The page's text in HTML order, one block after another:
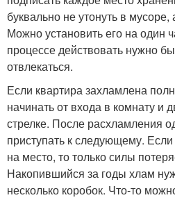
буквально не утонуть в
Можно установить его на один
процессе действовать нужно
отвлекаться.
Если квартира захламлена
начинать от входа в комнату и
стрелке. После расхламления
приступать к следующему.
на место, то только силы
Накопившийся за годы хлам
несколько коробок. Что-то